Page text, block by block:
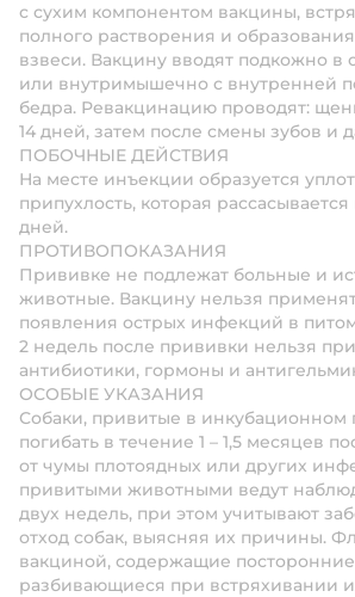
с сухим компонентом вакцины,
полного растворения и
взвеси. Вакцину вводят подкожно в
или внутримышечно с внутренней
бедра. Ревакцинацию проводят:
14 дней, затем после смены зубов и
ПОБОЧНЫЕ ДЕЙСТВИЯ
На месте инъекции образуется
припухлость, которая
дней.
ПРОТИВОПОКАЗАНИЯ
Прививке не подлежат больные и
животные. Вакцину нельзя
появления острых инфекций в
2 недель после прививки нельзя
антибиотики, гормоны и
ОСОБЫЕ УКАЗАНИЯ
Собаки, привитые в инкубационном
погибать в течение 1 – 1,5 месяцев
от чумы плотоядных или других
привитыми животными ведут
двух недель, при этом учитывают
отход собак, выясняя их причины.
вакциной, содержащие
разбивающиеся при встряхивании